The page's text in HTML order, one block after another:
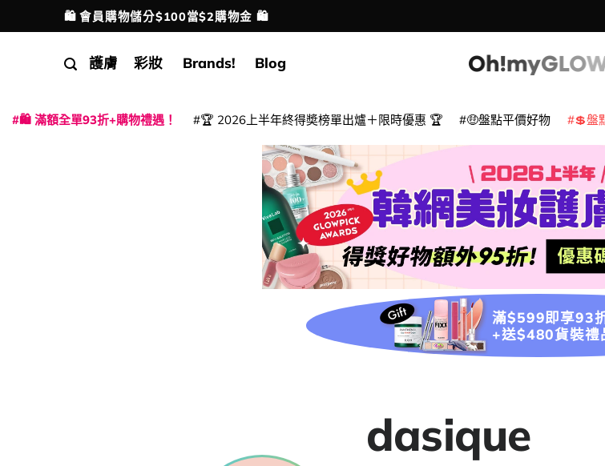
to
配送港澳
💳 支援消費券、FPS、八達通、PAYME、信用卡付款
護膚 彩妝 Brands! Blog
🛍️ 滿額全單93折+購物禮遇！ 🏆 2026上半年終得奬榜單出爐＋限時優惠 🏆 🤑盤點平價好物 💲盤
滿$599即享93
+送$480貨裝禮
dasique